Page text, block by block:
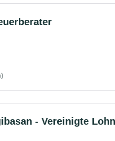
- Vereinigte